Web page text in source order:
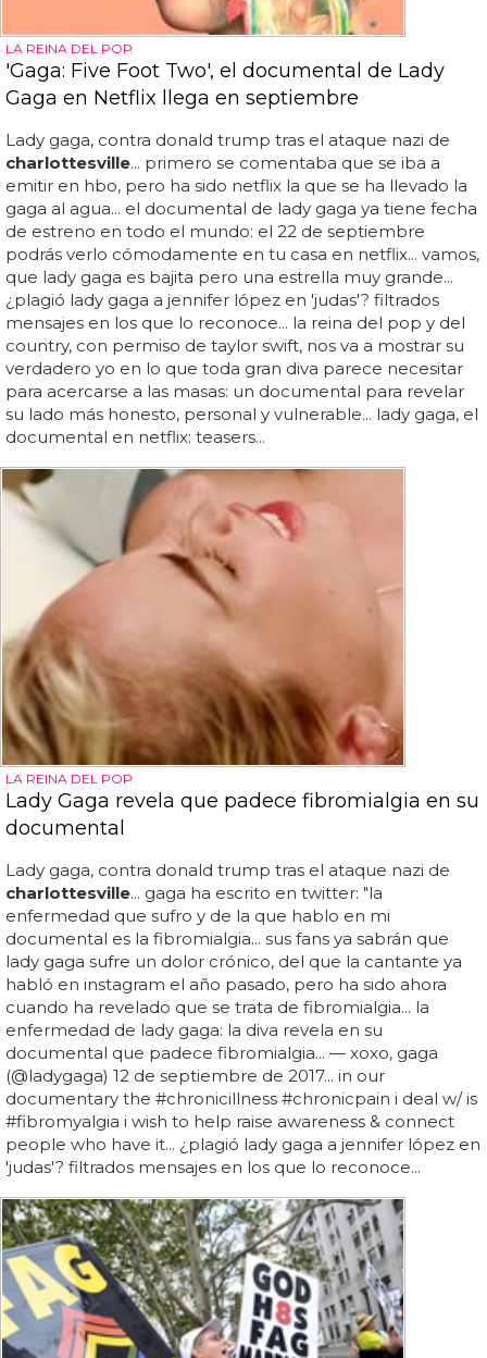
LA REINA DEL POP
'Gaga: Five Foot Two', el documental de Lady
Gaga en Netflix llega en septiembre
Lady gaga, contra donald trump tras el ataque nazi de
charlottesville... primero se comentaba que se iba a
emitir en hbo, pero ha sido netflix la que se ha llevado la
gaga al agua... el documental de lady gaga ya tiene fecha
de estreno en todo el mundo: el 22 de septiembre
podrás verlo cómodamente en tu casa en netflix... vamos,
que lady gaga es bajita pero una estrella muy grande...
¿plagió lady gaga a jennifer lópez en 'judas'? filtrados
mensajes en los que lo reconoce... la reina del pop y del
country, con permiso de taylor swift, nos va a mostrar su
verdadero yo en lo que toda gran diva parece necesitar
para acercarse a las masas: un documental para revelar
su lado más honesto, personal y vulnerable... lady gaga, el
documental en netflix: teasers...
LA REINA DEL POP
Lady Gaga revela que padece fibromialgia en su
documental
Lady gaga, contra donald trump tras el ataque nazi de
charlottesville... gaga ha escrito en twitter: "la
enfermedad que sufro y de la que hablo en mi
documental es la fibromialgia... sus fans ya sabrán que
lady gaga sufre un dolor crónico, del que la cantante ya
habló en instagram el año pasado, pero ha sido ahora
cuando ha revelado que se trata de fibromialgia... la
enfermedad de lady gaga: la diva revela en su
documental que padece fibromialgia... — xoxo, gaga
(@ladygaga) 12 de septiembre de 2017... in our
documentary the #chronicillness #chronicpain i deal w/ is
#fibromyalgia i wish to help raise awareness & connect
people who have it... ¿plagió lady gaga a jennifer lópez en
'judas'? filtrados mensajes en los que lo reconoce...